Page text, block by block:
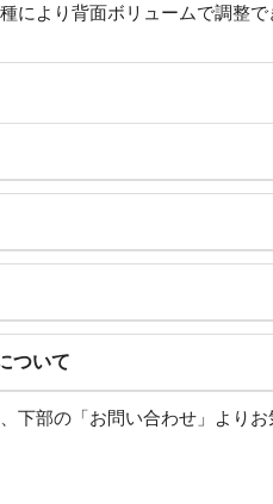
により背面ボリュームで調整
ついて
下部の「お問い合わせ」よりお